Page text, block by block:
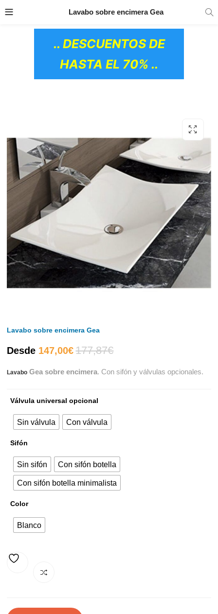
CERÁMICOS)
PRODUCTOS
.. DESCUENTOS DE
HASTA EL 70% ..
Lavabo sobre encimera Gea
Lavabo sobre encimera Gea
Desde 147,00€El
precio
actual
es:
177,87€El
precio
Lavabo Gea sobre encimera. Con sifón y válvulas opcionales.
Válvula universal opcional
Sin válvula Con válvula
Sifón
Sin sifón Con sifón botella
Con sifón botella minimalista
Color
Blanco